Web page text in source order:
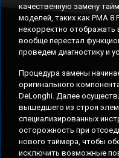
качественную замену
моделей, таких как PMA 8
некорректно отображать
вообще перестал
проведем диагностику и
Процедура замены
оригинального
DeLonghi. Далее
вышедшего из строя
специализированных
осторожность при
нового таймера, чтобы
исключить возможные